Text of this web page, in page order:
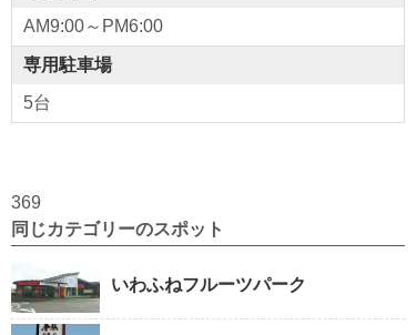
AM9:00～PM6:00
専用駐車場
5台
369
同じカテゴリーのスポット
いわふねフルーツパーク